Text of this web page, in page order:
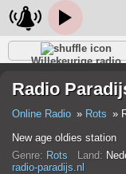
Willekeurige radio
Radio
Online Radio Rots
New age oldies station
Genre: Rots Land:
radio-paradijs.nl